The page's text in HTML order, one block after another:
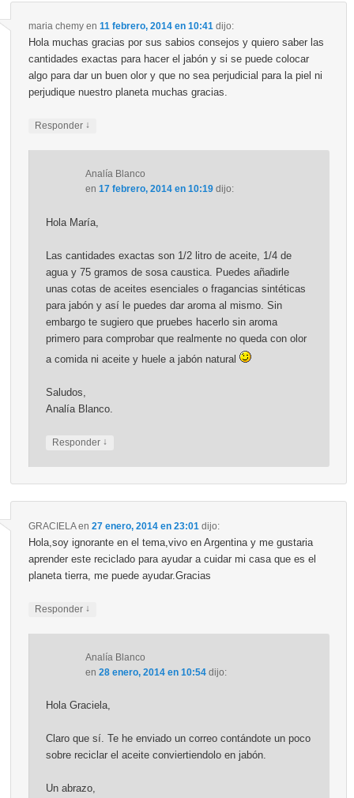
maria chemyen 11 febrero, 2014 en 10:41 dijo:
Hola muchas gracias por sus sabios consejos y quiero saber las
cantidades exactas para hacer el jabón y si se puede colocar
algo para dar un buen olor y que no sea perjudicial para la piel ni
perjudique nuestro planeta muchas gracias.
Responder ↓
Analía Blanco
en 17 febrero, 2014 en 10:19 dijo:
Hola María,
Las cantidades exactas son 1/2 litro de aceite, 1/4 de
agua y 75 gramos de sosa caustica. Puedes añadirle
unas cotas de aceites esenciales o fragancias sintéticas
para jabón y así le puedes dar aroma al mismo. Sin
embargo te sugiero que pruebes hacerlo sin aroma
primero para comprobar que realmente no queda con olor
a comida ni aceite y huele a jabón natural
Saludos,
Analía Blanco.
Responder ↓
GRACIELAen 27 enero, 2014 en 23:01 dijo:
Hola,soy ignorante en el tema,vivo en Argentina y me gustaria
aprender este reciclado para ayudar a cuidar mi casa que es el
planeta tierra, me puede ayudar.Gracias
Responder ↓
Analía Blanco
en 28 enero, 2014 en 10:54 dijo:
Hola Graciela,
Claro que sí. Te he enviado un correo contándote un poco
sobre reciclar el aceite conviertiendolo en jabón.
Un abrazo,